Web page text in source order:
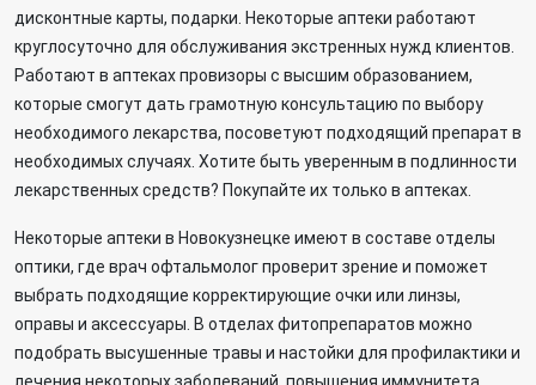
дисконтные карты, подарки. Некоторые аптеки работают
круглосуточно для обслуживания экстренных нужд клиентов.
Работают в аптеках провизоры с высшим образованием,
которые смогут дать грамотную консультацию по выбору
необходимого лекарства, посоветуют подходящий препарат в
необходимых случаях. Хотите быть уверенным в подлинности
лекарственных средств? Покупайте их только в аптеках.
Некоторые аптеки в Новокузнецке имеют в составе отделы
оптики, где врач офтальмолог проверит зрение и поможет
выбрать подходящие корректирующие очки или линзы,
оправы и аксессуары. В отделах фитопрепаратов можно
подобрать высушенные травы и настойки для профилактики и